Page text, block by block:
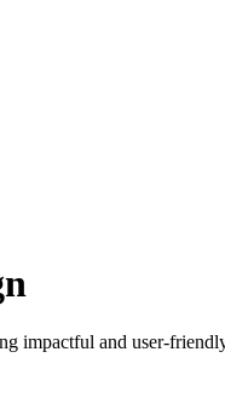
impactful and user-